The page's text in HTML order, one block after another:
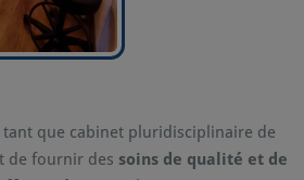
que cabinet pluridisciplinaire de
de fournir des soins de qualité et de